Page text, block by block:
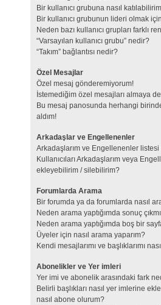
Bir kullanıcı grubuna nasıl
Bir kullanıcı grubunun lideri olmak
Neden bazı kullanıcı grupları farklı
“Varsayılan kullanıcı grubu” nedir?
“Takım” bağlantısı nedir?
Özel Mesajlar
Özel mesaj gönderemiyorum!
İstemediğim özel mesajları almaya
Bu mesaj panosunda herhangi
aldım!
Arkadaşlar ve Engellenenler
Arkadaşlarım ve Engellenenler
Kullanıcıları Arkadaşlarım veya
ekleyebilirim / silebilirim?
Forumlarda Arama
Bir forumda ya da forumlarda nasıl
Neden arama yaptığımda sonuç
Neden arama yaptığımda boş bir
Üyeler için nasıl arama yaparım?
Kendi mesajlarımı ve başlıklarımı
Abonelikler ve Yer imleri
Yer imi ve abonelik arasındaki fark
Belirli başlıkları nasıl yer imlerine
nasıl abone olurum?